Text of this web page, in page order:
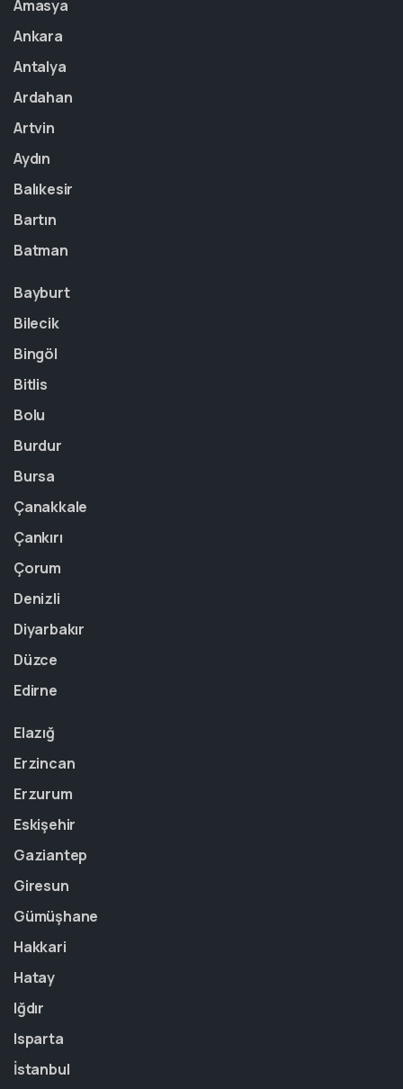
Amasya
Ankara
Antalya
Ardahan
Artvin
Aydın
Balıkesir
Bartın
Batman
Bayburt
Bilecik
Bingöl
Bitlis
Bolu
Burdur
Bursa
Çanakkale
Çankırı
Çorum
Denizli
Diyarbakır
Düzce
Edirne
Elazığ
Erzincan
Erzurum
Eskişehir
Gaziantep
Giresun
Gümüşhane
Hakkari
Hatay
Iğdır
Isparta
İstanbul